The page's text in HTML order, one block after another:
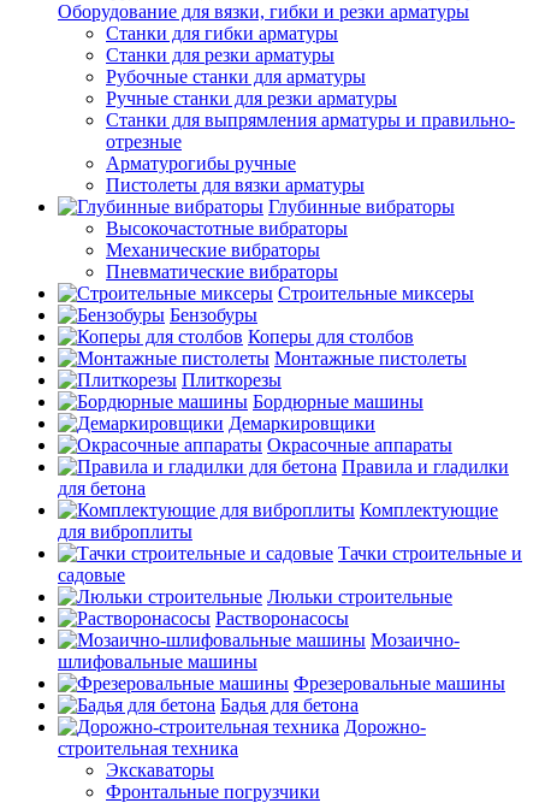
Оборудование для вязки, гибки и резки арматуры
Станки для гибки арматуры
Станки для резки арматуры
Рубочные станки для арматуры
Ручные станки для резки арматуры
Станки для выпрямления арматуры и правильно-
отрезные
Арматурогибы ручные
Пистолеты для вязки арматуры
Глубинные вибраторы
Высокочастотные вибраторы
Механические вибраторы
Пневматические вибраторы
Строительные миксеры
Бензобуры
Коперы для столбов
Монтажные пистолеты
Плиткорезы
Бордюрные машины
Демаркировщики
Окрасочные аппараты
Правила и гладилки
для бетона
Комплектующие
для виброплиты
Тачки строительные и
садовые
Люльки строительные
Растворонасосы
Мозаично-
шлифовальные машины
Фрезеровальные машины
Бадья для бетона
Дорожно-
строительная техника
Экскаваторы
Фронтальные погрузчики